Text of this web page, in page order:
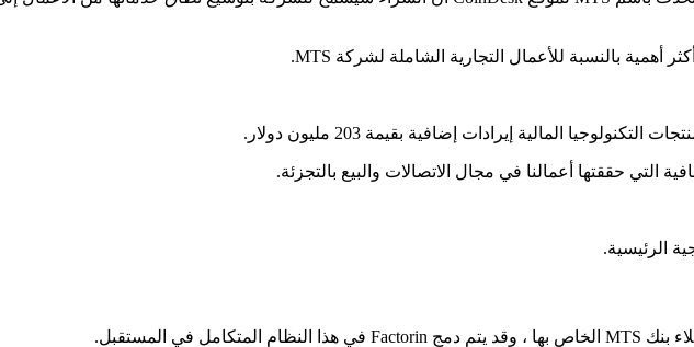
التي حققتها أعمالنا في مجال الاتصالات والبيع بالتجزئة.